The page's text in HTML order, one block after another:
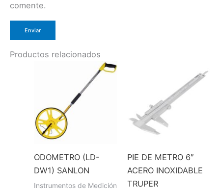
comente.
Productos relacionados
ODOMETRO (LD-
DW1) SANLON
Instrumentos de Medición
PIE DE METRO 6″
ACERO INOXIDABLE
TRUPER